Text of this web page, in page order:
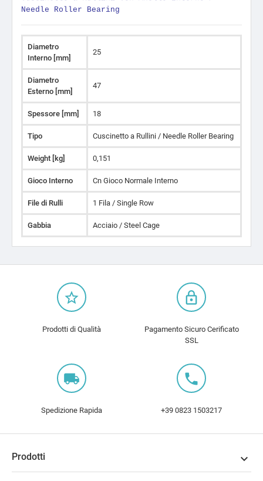
Needle Roller Bearing
Diametro
Interno [mm]
25
Diametro
Esterno [mm]
47
Spessore [mm] 18
Tipo Cuscinetto a Rullini / Needle Roller Bearing
Weight [kg] 0,151
Gioco Interno Cn Gioco Normale Interno
File di Rulli 1 Fila / Single Row
Gabbia Acciaio / Steel Cage
star_border
Prodotti di Qualità
lock_outline
Pagamento Sicuro Cerificato
SSL
local_shipping
Spedizione Rapida
local_phone
+39 0823 1503217
Prodotti 